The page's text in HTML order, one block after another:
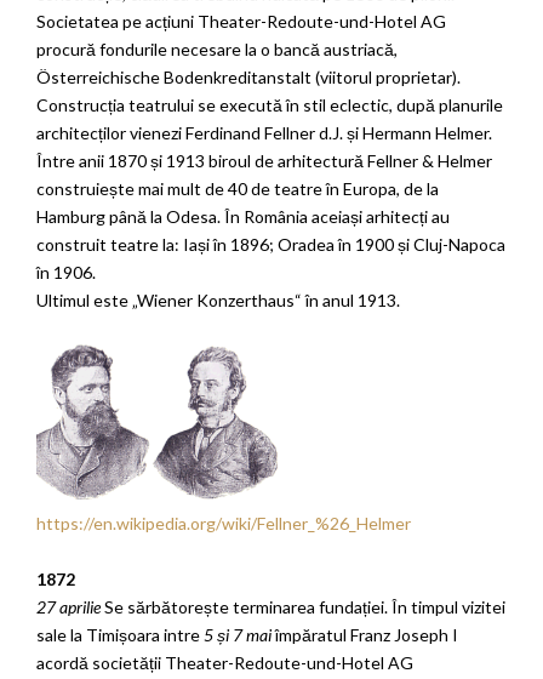
Societatea pe acțiuni Theater-Redoute-und-Hotel AG
procură fondurile necesare la o bancă austriacă,
Österreichische Bodenkreditanstalt (viitorul proprietar).
Construcția teatrului se execută în stil eclectic, după planurile
architecților vienezi Ferdinand Fellner d.J. și Hermann Helmer.
Între anii 1870 și 1913 biroul de arhitectură Fellner & Helmer
construiește mai mult de 40 de teatre în Europa, de la
Hamburg până la Odesa. În România aceiași arhitecți au
construit teatre la: Iași în 1896; Oradea în 1900 și Cluj-Napoca
în 1906.
Ultimul este „Wiener Konzerthaus“ în anul 1913.
https://en.wikipedia.org/wiki/Fellner_%26_Helmer
1872
27 aprilieSe sărbătorește terminarea fundației. În timpul vizitei
sale la Timișoara intre5 și 7 maiîmpăratul Franz Joseph I
acordă societății Theater-Redoute-und-Hotel AG